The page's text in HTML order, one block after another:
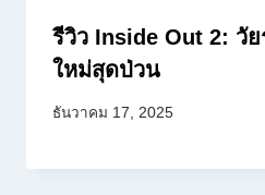
รีวิว Inside Out 2: วั
ใหม่สุดป่วน
ธันวาคม 17, 2025